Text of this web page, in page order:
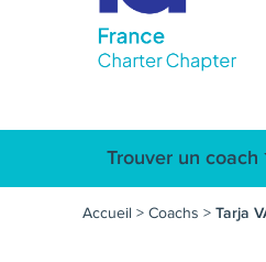
Trouver un coach
Accueil > Coachs > Tarja